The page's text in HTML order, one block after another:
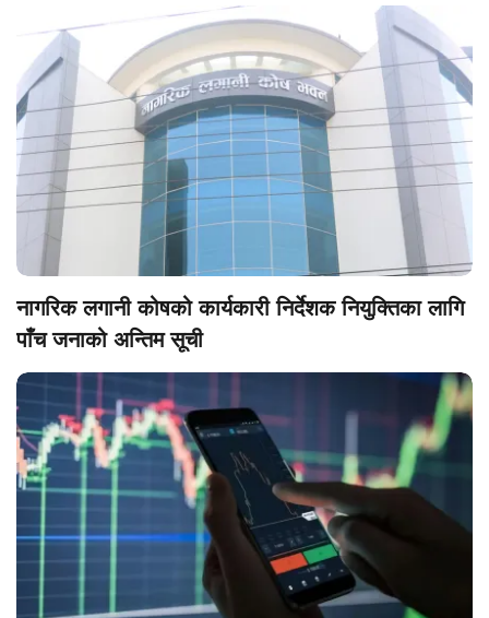
नागरिक लगानी कोषको कार्यकारी निर्देशक नियुक्तिका लागि
पाँच जनाको अन्तिम सूची